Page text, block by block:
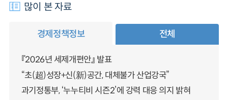
많이 본 자료
경제정책정보 전체
『2026년 세제개편안』 발표
“초(超)성장+신(新)공간, 대체불가 산업강국”
과기정통부, ‘누누티비 시즌2’에 강력 대응 의지 밝혀